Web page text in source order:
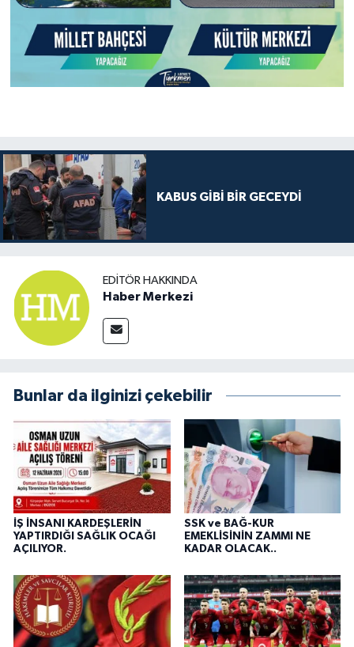
KABUS GİBİ BİR GECEYDİ
EDITÖR HAKKINDA
Haber Merkezi
Bunlar da ilginizi çekebilir
İŞ İNSANI KARDEŞLERİN
YAPTIRDIĞI SAĞLIK OCAĞI
AÇILIYOR.
SSK ve BAĞ-KUR
EMEKLİSİNİN ZAMMI NE
KADAR OLACAK..